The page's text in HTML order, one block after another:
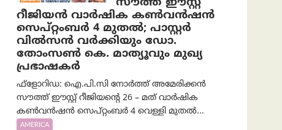
റീജിയൻ വാർഷിക കൺവൻഷൻ
സെപ്റ്റംബർ 4 മുതൽ; പാസ്റ്റർ
വിൽസൻ വർക്കിയും ഡോ.
തോംസൺ കെ. മാത്യൂവും മുഖ്യ
പ്രഭാഷകർ
ഫ്ളോറിഡ: ഐ.പി.സി നോർത്ത് അമേരിക്കൻ
സൗത്ത് ഈസ്റ്റ് റീജിയന്റെ 26 – മത് വാർഷിക
കൺവൻഷൻ സെപ്റ്റംബർ 4 വെള്ളി മുതൽ...
AMERICA